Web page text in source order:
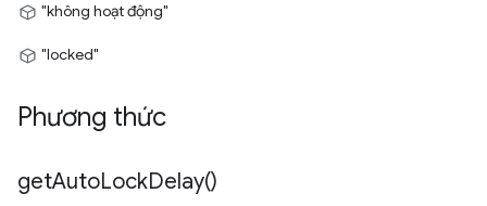
"không hoạt động"
"locked"
Phương thức
getAutoLockDelay()